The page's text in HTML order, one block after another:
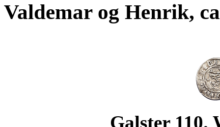
Valdemar og Henrik,
Galster 110.